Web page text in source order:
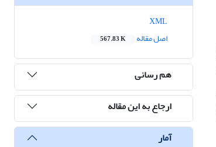
اصل مقاله
567.83 K
هم رسانی
ارجاع به این مقاله
آمار